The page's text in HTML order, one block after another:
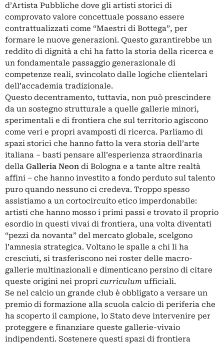
d’Artista Pubbliche dove gli artisti storici di
comprovato valore concettuale possano essere
contrattualizzati come “Maestri di Bottega”, per
formare le nuove generazioni. Questo garantirebbe un
reddito di dignità a chi ha fatto la storia della ricerca e
un fondamentale passaggio generazionale di
competenze reali, svincolato dalle logiche clientelari
dell’accademia tradizionale.
Questo decentramento, tuttavia, non può prescindere
da un sostegno strutturale a quelle gallerie minori,
sperimentali e di frontiera che sul territorio agiscono
come veri e propri avamposti di ricerca. Parliamo di
spazi storici che hanno fatto la vera storia dell’arte
italiana – basti pensare all’esperienza straordinaria
della Galleria Neon di Bologna e a tante altre realtà
affini – che hanno investito a fondo perduto sul talento
puro quando nessuno ci credeva. Troppo spesso
assistiamo a un cortocircuito etico imperdonabile:
artisti che hanno mosso i primi passi e trovato il proprio
esordio in questi vivai di frontiera, una volta diventati
“pezzi da novanta” del mercato globale, scelgono
l’amnesia strategica. Voltano le spalle a chi li ha
cresciuti, si trasferiscono nei roster delle macro-
gallerie multinazionali e dimenticano persino di citare
queste origini nei propri curriculum ufficiali.
Se nel calcio un grande club è obbligato a versare un
premio di formazione alla scuola calcio di periferia che
ha scoperto il campione, lo Stato deve intervenire per
proteggere e finanziare queste gallerie-vivaio
indipendenti. Sostenere questi spazi di frontiera